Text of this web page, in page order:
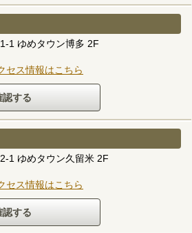
1 ゆめタウン博多 2F
セス情報はこちら
1 ゆめタウン久留米 2F
セス情報はこちら